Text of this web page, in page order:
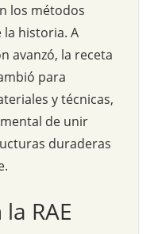
los métodos
historia. A
avanzó, la receta
para
y técnicas,
de unir
duraderas
RAE